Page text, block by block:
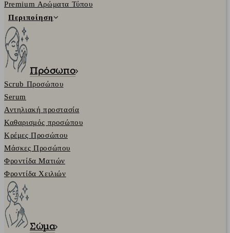
Premium Αρώματα Τύπου
Περιποίηση
Πρόσωπο
Scrub Προσώπου
Serum
Αντηλιακή προστασία
Καθαρισμός προσώπου
Κρέμες Προσώπου
Μάσκες Προσώπου
Φροντίδα Ματιών
Φροντίδα Χειλιών
Σώμα